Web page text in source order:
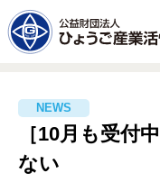
［10月も受付
ない